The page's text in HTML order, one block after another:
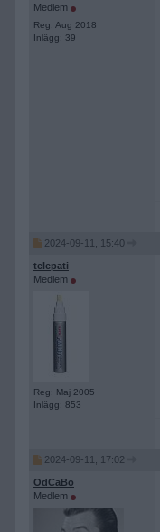
Medlem
Reg: Aug 2018
Inlägg: 39
2024-09-11, 15:40
telepati
Medlem
Reg: Maj 2005
Inlägg: 853
2024-09-11, 17:02
OdCaBo
Medlem